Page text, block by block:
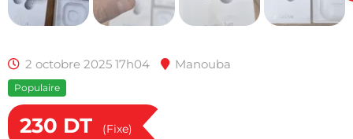
2 octobre 2025 17h04 Manouba
Populaire
230 DT (Fixe)